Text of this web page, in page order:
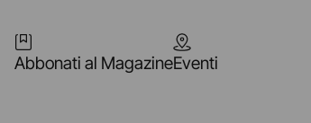
Abbonati al MagazineEventi